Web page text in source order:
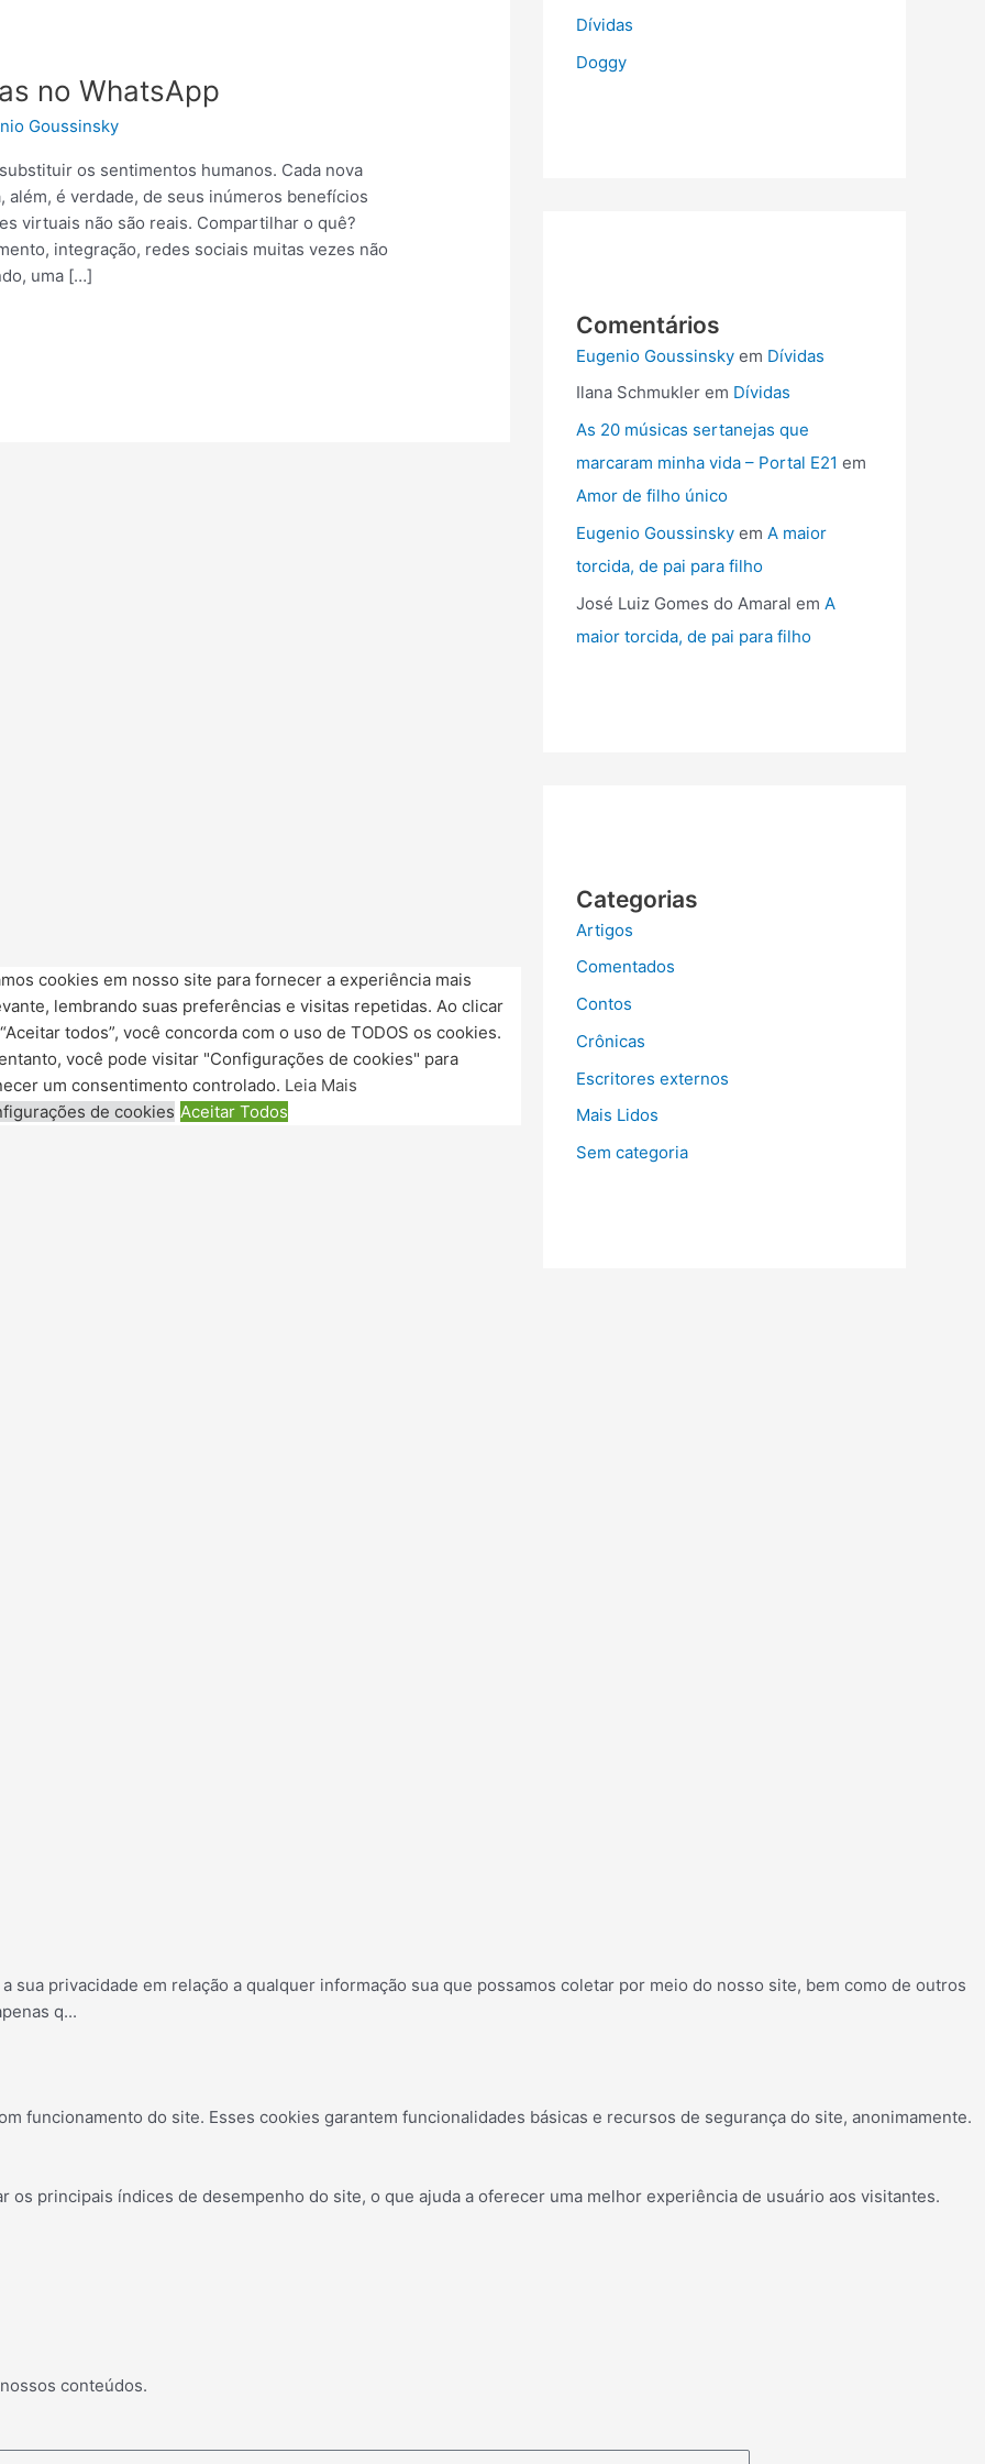
no WhatsApp
Goussinsky
os sentimentos humanos. Cada nova
é verdade, de seus inúmeros benefícios
virtuais não são reais. Compartilhar o quê?
integração, redes sociais muitas vezes não
uma […]
Dívidas
Doggy
Comentários
Eugenio Goussinsky em Dívidas
Ilana Schmukler em Dívidas
As 20 músicas sertanejas que
marcaram minha vida – Portal E21 em
Amor de filho único
Eugenio Goussinsky em A maior
torcida, de pai para filho
José Luiz Gomes do Amaral em A
maior torcida, de pai para filho
Categorias
Artigos
Comentados
Contos
Crônicas
Escritores externos
Mais Lidos
Sem categoria
cookies em nosso site para fornecer a experiência mais
lembrando suas preferências e visitas repetidas. Ao clicar
todos”, você concorda com o uso de TODOS os cookies.
você pode visitar "Configurações de cookies" para
um consentimento controlado. Leia Mais
de cookies Aceitar Todos
sua privacidade em relação a qualquer informação sua que possamos coletar por meio do nosso site, bem como de outros
q...
funcionamento do site. Esses cookies garantem funcionalidades básicas e recursos de segurança do site, anonimamente.
os principais índices de desempenho do site, o que ajuda a oferecer uma melhor experiência de usuário aos visitantes.
conteúdos.